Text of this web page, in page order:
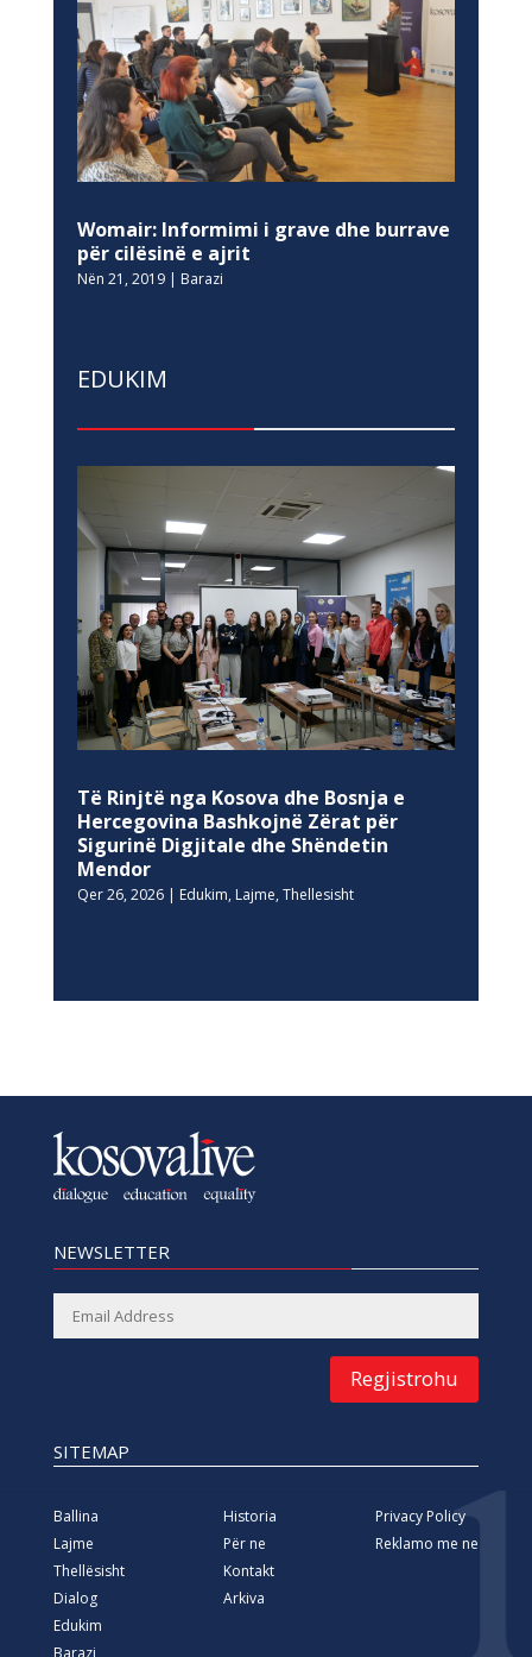
Womair: Informimi i grave dhe burrave
për cilësinë e ajrit
Nën 21, 2019| Barazi
EDUKIM
Të Rinjtë nga Kosova dhe Bosnja e
Hercegovina Bashkojnë Zërat për
Sigurinë Digjitale dhe Shëndetin
Mendor
Qer 26, 2026| Edukim, Lajme, Thellesisht
NEWSLETTER
Regjistrohu
SITEMAP
Ballina
Lajme
Thellësisht
Dialog
Edukim
Barazi
Historia
Për ne
Kontakt
Arkiva
Privacy Policy
Reklamo me ne